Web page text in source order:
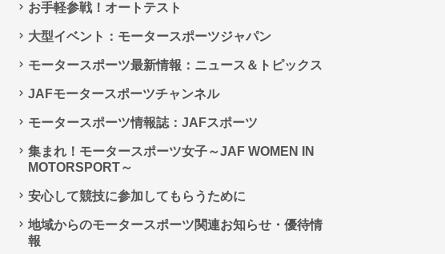
お手軽参戦！オートテスト
大型イベント：モータースポーツジャパン
モータースポーツ最新情報：ニュース＆トピックス
JAFモータースポーツチャンネル
モータースポーツ情報誌：JAFスポーツ
集まれ！モータースポーツ女子～JAF WOMEN IN
MOTORSPORT～
安心して競技に参加してもらうために
地域からのモータースポーツ関連お知らせ・優待情
報